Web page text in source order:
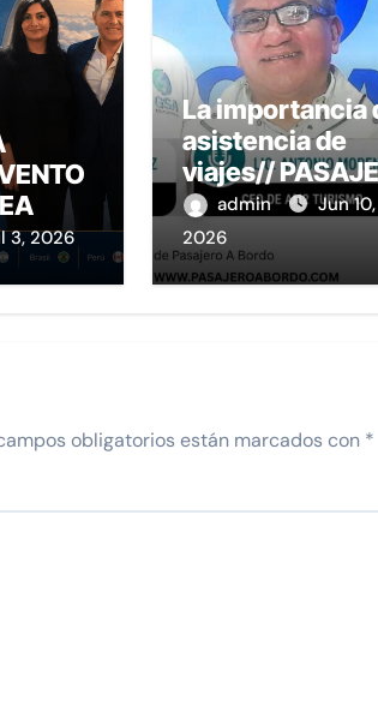
3, 2026
La importancia
asistencia de
viajes//
A BORDO
admin
Jun 10,
2026
obligatorios están marcados con *